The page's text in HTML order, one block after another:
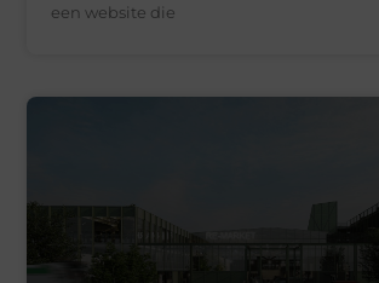
een website die